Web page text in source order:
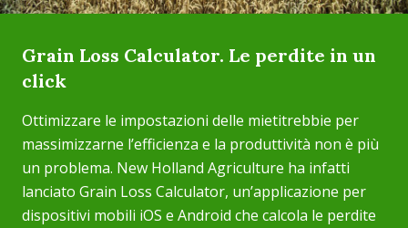
Grain Loss Calculator. Le perdite in un
click
Ottimizzare le impostazioni delle mietitrebbie per
massimizzarne l’efficienza e la produttività non è più
un problema. New Holland Agriculture ha infatti
lanciato Grain Loss Calculator, un’applicazione per
dispositivi mobili iOS e Android che calcola le perdite